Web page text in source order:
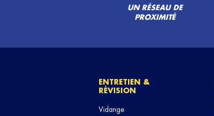
UN RÉSEAU DE
PROXIMITÉ
ENTRETIEN &
RÉVISION
Vidange